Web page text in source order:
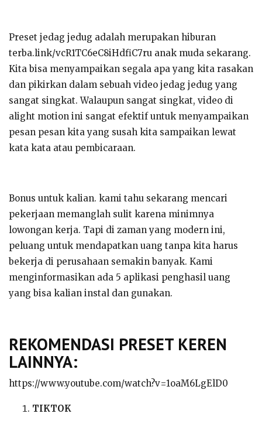
Preset jedag jedug adalah merupakan hiburan
terba.link/vcR1TC6eC8iHdfiC7ru anak muda sekarang.
Kita bisa menyampaikan segala apa yang kita rasakan
dan pikirkan dalam sebuah video jedag jedug yang
sangat singkat. Walaupun sangat singkat, video di
alight motion ini sangat efektif untuk menyampaikan
pesan pesan kita yang susah kita sampaikan lewat
kata kata atau pembicaraan.
Bonus untuk kalian. kami tahu sekarang mencari
pekerjaan memanglah sulit karena minimnya
lowongan kerja. Tapi di zaman yang modern ini,
peluang untuk mendapatkan uang tanpa kita harus
bekerja di perusahaan semakin banyak. Kami
menginformasikan ada 5 aplikasi penghasil uang
yang bisa kalian instal dan gunakan.
REKOMENDASI PRESET KEREN
LAINNYA:
https://www.youtube.com/watch?v=1oaM6LgElD0
TIKTOK